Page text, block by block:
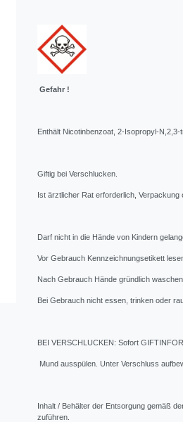
Gefahr !
Enthält Nicotinbenzoat, 2-Isopropyl-N,2,3-
Giftig bei Verschlucken.
Ist ärztlicher Rat erforderlich, Verpackung
Darf nicht in die Hände von Kindern
Vor Gebrauch Kennzeichnungsetikett
Nach Gebrauch Hände gründlich waschen.
Bei Gebrauch nicht essen, trinken oder
BEI VERSCHLUCKEN: Sofort
Mund ausspülen. Unter Verschluss
Inhalt / Behälter der Entsorgung gemäß
zuführen.